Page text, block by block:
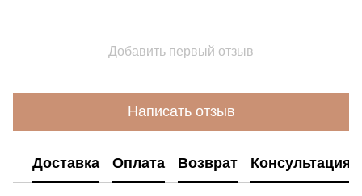
Добавить первый отзыв
Написать отзыв
Доставка Оплата Возврат Консультация